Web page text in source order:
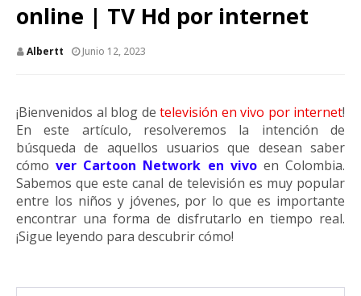
online | TV Hd por internet
Albertt Junio 12, 2023
¡Bienvenidos al blog de televisión en vivo por internet!
En este artículo, resolveremos la intención de
búsqueda de aquellos usuarios que desean saber
cómo ver Cartoon Network en vivoen Colombia.
Sabemos que este canal de televisión es muy popular
entre los niños y jóvenes, por lo que es importante
encontrar una forma de disfrutarlo en tiempo real.
¡Sigue leyendo para descubrir cómo!